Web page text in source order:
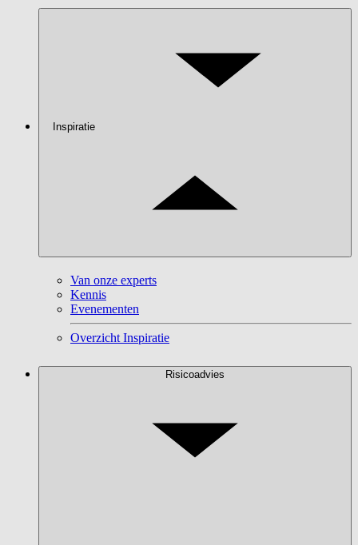
Inspiratie
Van onze experts
Kennis
Evenementen
Overzicht Inspiratie
Risicoadvies